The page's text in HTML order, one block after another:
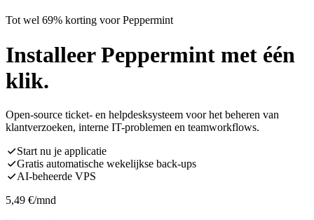
Tot wel 69% korting voor Peppermint
Installeer Peppermint met één
klik.
Open-source ticket- en helpdesksysteem voor het beheren van
klantverzoeken, interne IT-problemen en teamworkflows.
Start nu je applicatie
Gratis automatische wekelijkse back-ups
AI-beheerde VPS
5,49 €/mnd